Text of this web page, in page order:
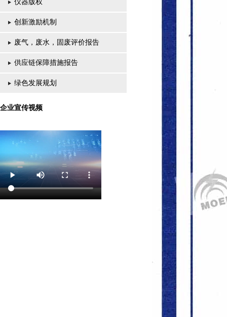
仪器版权
创新激励机制
废气，废水，固废评价报告
供应链保障措施报告
绿色发展规划
企业宣传视频